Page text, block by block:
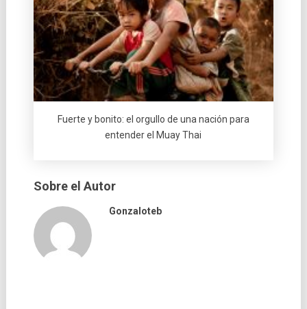
Fuerte y bonito: el orgullo de una nación para
entender el Muay Thai
Sobre el Autor
Gonzaloteb